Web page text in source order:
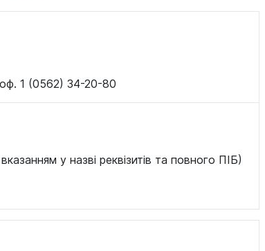
1 (0562) 34-20-80
у назві реквізитів та повного ПІБ)